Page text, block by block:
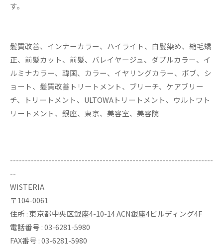
す。
髪質改善、インナーカラー、ハイライト、白髪染め、縮毛矯
正、前髪カット、前髪、バレイヤージュ、ダブルカラー、イ
ルミナカラー、韓国、カラー、イヤリングカラー、ボブ、シ
ョート、髪質改善トリートメント、ブリーチ、ケアブリー
チ、トリートメント、ULTOWAトリートメント、ウルトワト
リートメント、銀座、東京、美容室、美容院
--------------------------------------------------------------------
--
WISTERIA
〒104-0061
住所 : 東京都中央区銀座4-10-14 ACN銀座4ビルディング4F
電話番号 : 03-6281-5980
FAX番号 : 03-6281-5980